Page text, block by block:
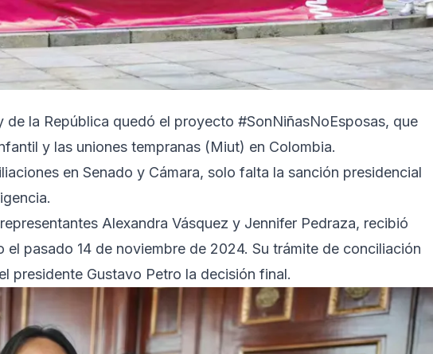
de la República quedó el proyecto #SonNiñasNoEsposas, que
y las uniones tempranas (Miut) en Colombia.
en Senado y Cámara, solo falta la sanción presidencial
Alexandra Vásquez y Jennifer Pedraza, recibió
el pasado 14 de noviembre de 2024. Su trámite de conciliación
presidente Gustavo Petro la decisión final.